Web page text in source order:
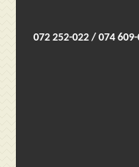
072 252-022 / 074